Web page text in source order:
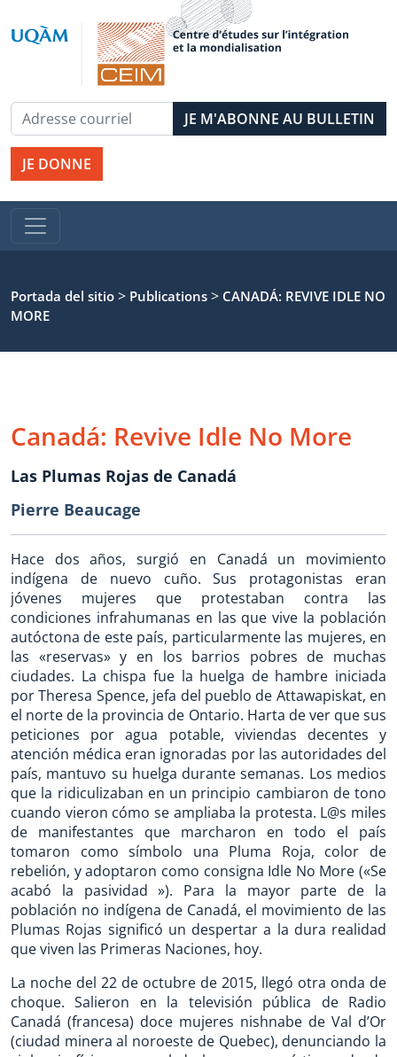
JE DONNE
Portada del sitio > Publications > CANADÁ: REVIVE IDLE NO
MORE
Canadá: Revive Idle No More
Las Plumas Rojas de Canadá
Pierre Beaucage
Hace dos años, surgió en Canadá un movimiento
indígena de nuevo cuño. Sus protagonistas eran
jóvenes mujeres que protestaban contra las
condiciones infrahumanas en las que vive la población
autóctona de este país, particularmente las mujeres, en
las «reservas» y en los barrios pobres de muchas
ciudades. La chispa fue la huelga de hambre iniciada
por Theresa Spence, jefa del pueblo de Attawapiskat, en
el norte de la provincia de Ontario. Harta de ver que sus
peticiones por agua potable, viviendas decentes y
atención médica eran ignoradas por las autoridades del
país, mantuvo su huelga durante semanas. Los medios
que la ridiculizaban en un principio cambiaron de tono
cuando vieron cómo se ampliaba la protesta. L@s miles
de manifestantes que marcharon en todo el país
tomaron como símbolo una Pluma Roja, color de
rebelión, y adoptaron como consigna Idle No More («Se
acabó la pasividad »). Para la mayor parte de la
población no indígena de Canadá, el movimiento de las
Plumas Rojas significó un despertar a la dura realidad
que viven las Primeras Naciones, hoy.
La noche del 22 de octubre de 2015, llegó otra onda de
choque. Salieron en la televisión pública de Radio
Canadá (francesa) doce mujeres nishnabe de Val d’Or
(ciudad minera al noroeste de Quebec), denunciando la